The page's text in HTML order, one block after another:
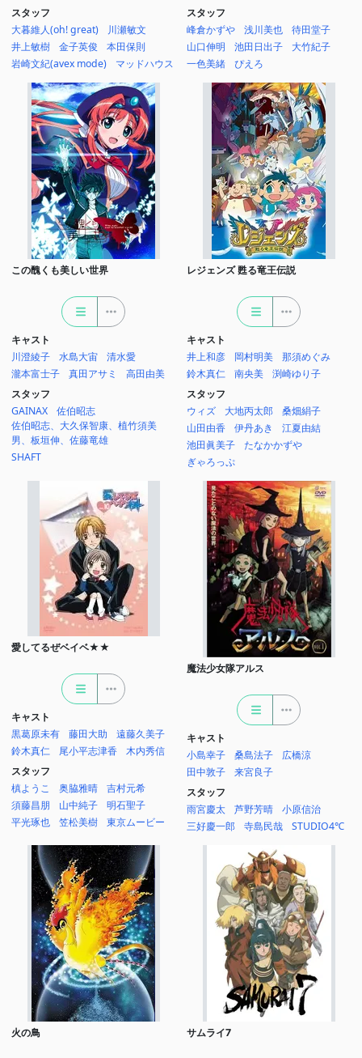
スタッフ
大暮維人(oh! great)
川瀬敏文
井上敏樹
金子英俊
本田保則
岩崎文紀(avex mode)
マッドハウス
スタッフ
峰倉かずや
浅川美也
待田堂子
山口伸明
池田日出子
大竹紀子
一色美緒
ぴえろ
この醜くも美しい世界
キャスト
川澄綾子
水島大宙
清水愛
瀧本富士子
真田アサミ
高田由美
スタッフ
GAINAX
佐伯昭志
佐伯昭志、大久保智康、植竹須美
男、板垣伸、佐藤竜雄
SHAFT
レジェンズ 甦る竜王伝説
キャスト
井上和彦
岡村明美
那須めぐみ
鈴木真仁
南央美
渕崎ゆり子
スタッフ
ウィズ
大地丙太郎
桑畑絹子
山田由香
伊丹あき
江夏由結
池田眞美子
たなかかずや
ぎゃろっぷ
愛してるぜベイベ★★
キャスト
黒葛原未有
藤田大助
遠藤久美子
鈴木真仁
尾小平志津香
木内秀信
スタッフ
槙ようこ
奥脇雅晴
吉村元希
須藤昌朋
山中純子
明石聖子
平光琢也
笠松美樹 東京ムービー
魔法少女隊アルス
キャスト
小島幸子
桑島法子
広橋涼
田中敦子
来宮良子
スタッフ
雨宮慶太
芦野芳晴
小原信治
三好慶一郎
寺島民哉 STUDIO4℃
火の鳥 サムライ7